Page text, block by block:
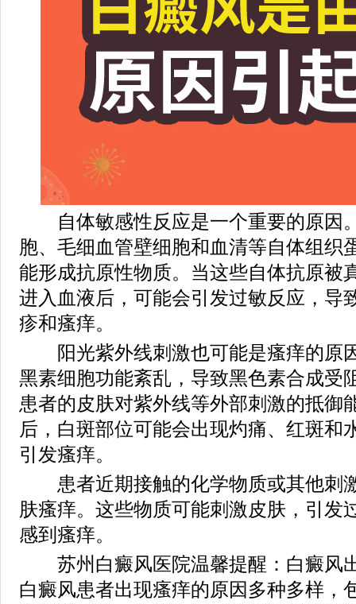
自体敏感性反应是一个重要的原因
胞、毛细血管壁细胞和血清等自体组织
能形成抗原性物质。当这些自体抗原被
进入血液后，可能会引发过敏反应，导
疹和瘙痒。
阳光紫外线刺激也可能是瘙痒的原
黑素细胞功能紊乱，导致黑色素合成受
患者的皮肤对紫外线等外部刺激的抵御
后，白斑部位可能会出现灼痛、红斑和
引发瘙痒。
患者近期接触的化学物质或其他刺
肤瘙痒。这些物质可能刺激皮肤，引发
感到瘙痒。
苏州白癜风医院温馨提醒：白癜风
白癜风患者出现瘙痒的原因多种多样，